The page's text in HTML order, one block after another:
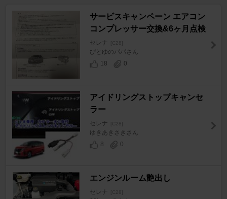
サービスキャンペーン エアコン
コンプレッサー交換&6ヶ月点検
セレナ [C28]
ぴとゆのパパさん
18
0
アイドリングストップキャンセ
ラー
セレナ [C28]
ゆきあきさきさん
8
0
エンジンルーム艶出し
セレナ [C28]